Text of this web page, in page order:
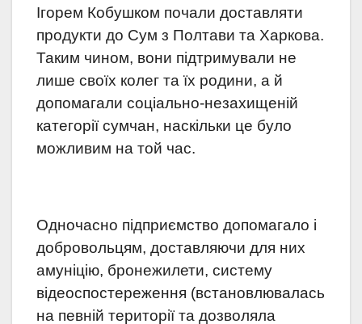
Ігорем Кобушком почали доставляти
продукти до Сум з Полтави та Харкова.
Таким чином, вони підтримували не
лише своїх колег та їх родини, а й
допомагали соціально-незахищеній
категорії сумчан, наскільки це було
можливим на той час.
Одночасно підприємство допомагало і
добровольцям, доставляючи для них
амуніцію, бронежилети, систему
відеоспостереження (встановлювалась
на певній території та дозволяла